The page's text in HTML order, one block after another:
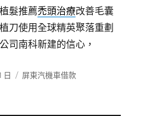
髮推薦禿頭治療改善毛囊
刀使用全球精英聚落重劃
司南科新建的信心，
日
分
屏東汽機車借款